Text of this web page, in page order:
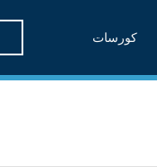
كورسات